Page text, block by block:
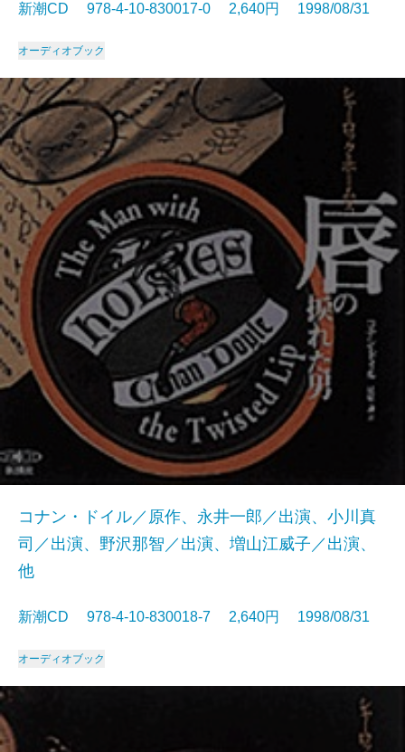
新潮CD 978-4-10-830017-0 2,640円 1998/08/31
オーディオブック
コナン・ドイル／原作、永井一郎／出演、小川真
司／出演、野沢那智／出演、増山江威子／出演、
他
新潮CD 978-4-10-830018-7 2,640円 1998/08/31
オーディオブック